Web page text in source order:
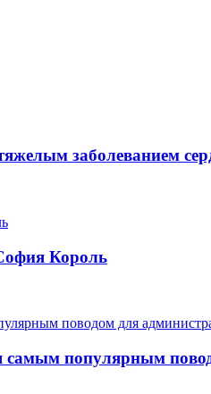
заболеванием
Король
самым популярным